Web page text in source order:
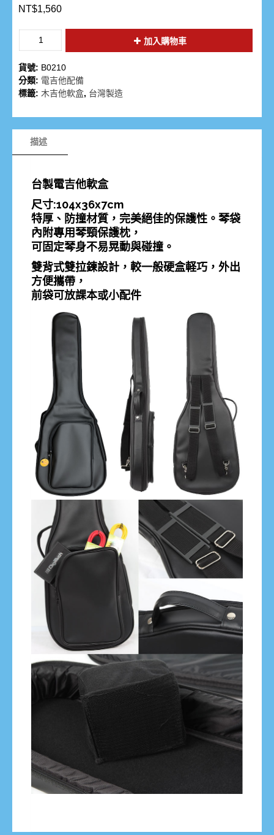
NT$1,560
加入購物車
貨號: B0210
分類: 電吉他配備
標籤: 木吉他軟盒, 台灣製造
描述
台製電吉他軟盒
尺寸:104x36x7cm
特厚、防撞材質，完美絕佳的保護性。琴袋
內附專用琴頸保護枕，
可固定琴身不易晃動與碰撞。
雙背式雙拉鍊設計，較一般硬盒軽巧，外出
方便攜帶，
前袋可放課本或小配件